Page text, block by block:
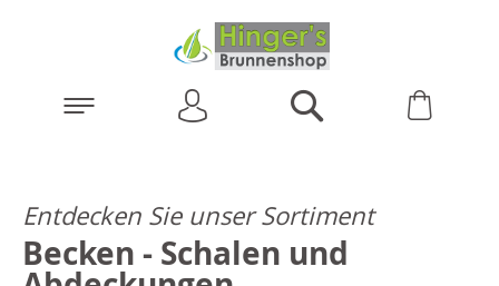
Entdecken Sie unser Sortiment
Becken - Schalen und